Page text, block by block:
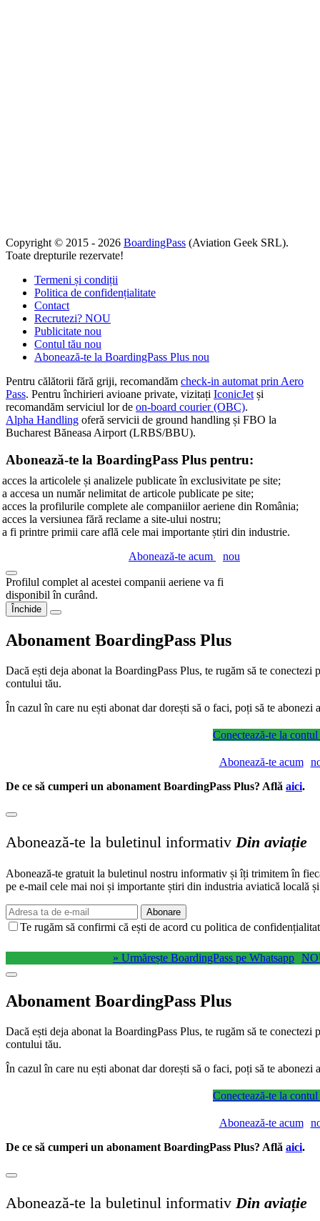
Copyright © 2015 - 2026 BoardingPass (Aviation Geek SRL).
Toate drepturile rezervate!
Termeni și condiții
Politica de confidențialitate
Contact
Recrutezi? NOU
Publicitate nou
Contul tău nou
Abonează-te la BoardingPass Plus nou
Pentru călătorii fără griji, recomandăm check-in automat prin Aero
Pass. Pentru închirieri avioane private, vizitați IconicJet și
recomandăm serviciul lor de on-board courier (OBC).
Alpha Handling oferă servicii de ground handling și FBO la
Bucharest Băneasa Airport (LRBS/BBU).
Abonează-te la BoardingPass Plus pentru:
acces la articolele și analizele publicate în exclusivitate pe site;
a accesa un număr nelimitat de articole publicate pe site;
acces la profilurile complete ale companiilor aeriene din România;
acces la versiunea fără reclame a site-ului nostru;
a fi printre primii care află cele mai importante știri din industrie.
Abonează-te acum
nou
Profilul complet al acestei companii aeriene va fi
disponibil în curând.
Închide
Abonament BoardingPass Plus
Dacă ești deja abonat la BoardingPass Plus, te rugăm să te
contului tău.
În cazul în care nu ești abonat dar dorești să o faci, poți să te
Conectează-te la contul
Abonează-te acum
De ce să cumperi un abonament BoardingPass Plus? Află aici.
Abonează-te la buletinul informativ Din aviație
Abonează-te gratuit la buletinul nostru informativ și îți trimitem în
pe e-mail cele mai noi și importante știri din industria aviatică locală
Abonare
Te rugăm să confirmi că ești de acord cu politica de
» Urmărește BoardingPass pe Whatsapp
Abonament BoardingPass Plus
Dacă ești deja abonat la BoardingPass Plus, te rugăm să te
contului tău.
În cazul în care nu ești abonat dar dorești să o faci, poți să te
Conectează-te la contul
Abonează-te acum
De ce să cumperi un abonament BoardingPass Plus? Află aici.
Abonează-te la buletinul informativ Din aviație